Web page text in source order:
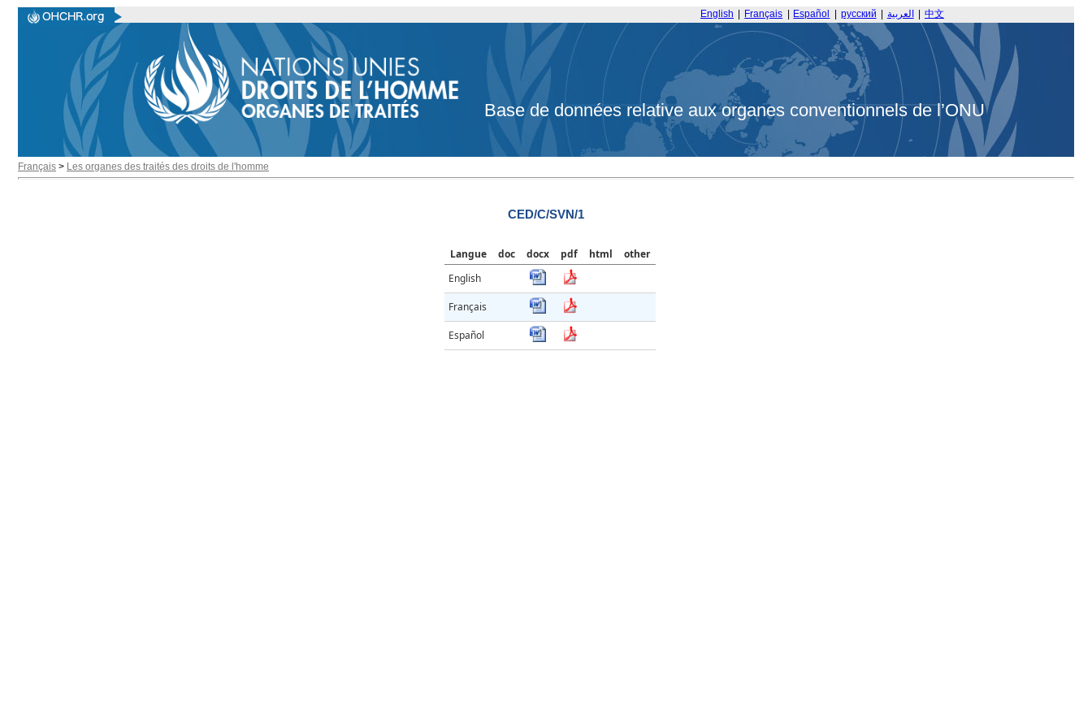
English Français Español русский العربية 中文
Base de données relative aux organes conventionnels de l’ONU
Français > Les organes des traités des droits de l'homme
CED/C/SVN/1
Langue doc docx pdf html
other
English
Français
Español